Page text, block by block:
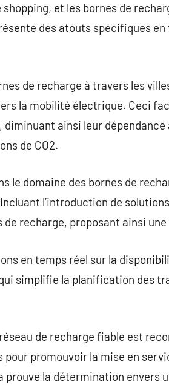
et les bornes de
des atouts spécifiques
de recharge à travers les
la mobilité électrique. Ceci
ainsi leur
de CO2.
le domaine des bornes de
l’introduction de
recharge, proposant ainsi
en temps réel sur la
simplifie la planification des
de recharge fiable est
pour promouvoir la mise en
prouve la détermination envers